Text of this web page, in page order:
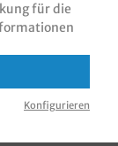
für die
Konfigurieren